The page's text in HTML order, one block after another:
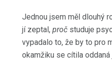
Jednou jsem měl dlouhý
jí zeptal, proč studuje
vypadalo to, že by to pro
okamžiku se cítila